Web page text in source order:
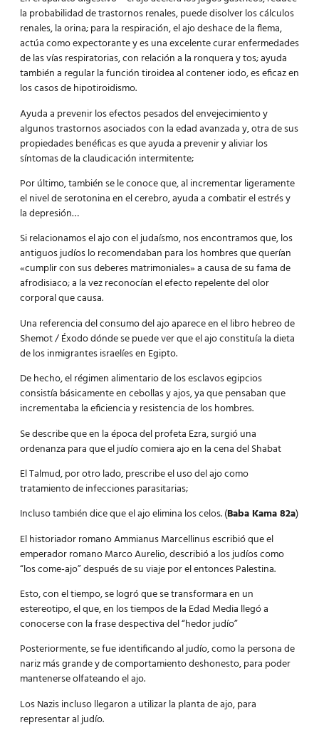
la probabilidad de trastornos renales, puede disolver los cálculos
renales, la orina; para la respiración, el ajo deshace de la flema,
actúa como expectorante y es una excelente curar enfermedades
de las vías respiratorias, con relación a la ronquera y tos; ayuda
también a regular la función tiroidea al contener iodo, es eficaz en
los casos de hipotiroidismo.
Ayuda a prevenir los efectos pesados del envejecimiento y
algunos trastornos asociados con la edad avanzada y, otra de sus
propiedades benéficas es que ayuda a prevenir y aliviar los
síntomas de la claudicación intermitente;
Por último, también se le conoce que, al incrementar ligeramente
el nivel de serotonina en el cerebro, ayuda a combatir el estrés y
la depresión…
Si relacionamos el ajo con el judaísmo, nos encontramos que, los
antiguos judíos lo recomendaban para los hombres que querían
«cumplir con sus deberes matrimoniales» a causa de su fama de
afrodisiaco; a la vez reconocían el efecto repelente del olor
corporal que causa.
Una referencia del consumo del ajo aparece en el libro hebreo de
Shemot / Éxodo dónde se puede ver que el ajo constituía la dieta
de los inmigrantes israelíes en Egipto.
De hecho, el régimen alimentario de los esclavos egipcios
consistía básicamente en cebollas y ajos, ya que pensaban que
incrementaba la eficiencia y resistencia de los hombres.
Se describe que en la época del profeta Ezra, surgió una
ordenanza para que el judío comiera ajo en la cena del Shabat
El Talmud, por otro lado, prescribe el uso del ajo como
tratamiento de infecciones parasitarias;
Incluso también dice que el ajo elimina los celos. (Baba Kama 82a)
El historiador romano Ammianus Marcellinus escribió que el
emperador romano Marco Aurelio, describió a los judíos como
“los come-ajo” después de su viaje por el entonces Palestina.
Esto, con el tiempo, se logró que se transformara en un
estereotipo, el que, en los tiempos de la Edad Media llegó a
conocerse con la frase despectiva del “hedor judío”
Posteriormente, se fue identificando al judío, como la persona de
nariz más grande y de comportamiento deshonesto, para poder
mantenerse olfateando el ajo.
Los Nazis incluso llegaron a utilizar la planta de ajo, para
representar al judío.